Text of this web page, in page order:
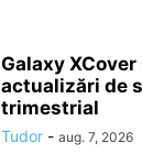
Galaxy
actualizări de
trimestrial
Tudor - aug. 7, 2026